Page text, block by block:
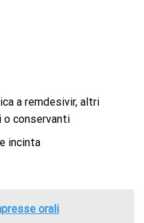
a remdesivir, altri
o conservanti
incinta
orali